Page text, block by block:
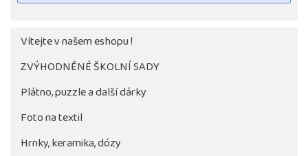
Vítejte v našem eshopu !
ZVÝHODNĚNÉ ŠKOLNÍ SADY
Plátno, puzzle a další dárky
Foto na textil
Hrnky, keramika, dózy